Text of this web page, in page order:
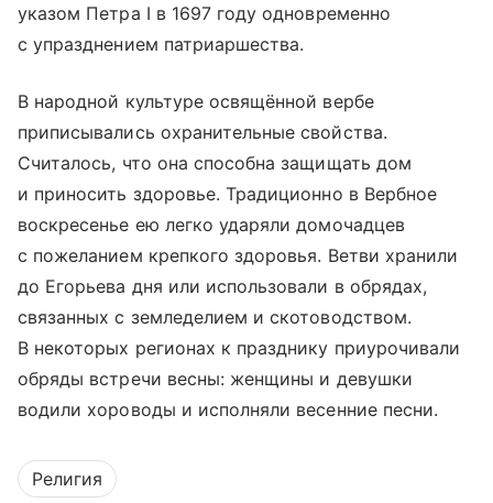
указом Петра I в 1697 году одновременно
с упразднением патриаршества.
В народной культуре освящённой вербе
приписывались охранительные свойства.
Считалось, что она способна защищать дом
и приносить здоровье. Традиционно в Вербное
воскресенье ею легко ударяли домочадцев
с пожеланием крепкого здоровья. Ветви хранили
до Егорьева дня или использовали в обрядах,
связанных с земледелием и скотоводством.
В некоторых регионах к празднику приурочивали
обряды встречи весны: женщины и девушки
водили хороводы и исполняли весенние песни.
Религия